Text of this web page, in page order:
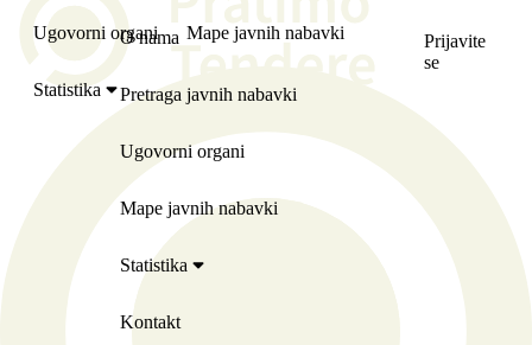
Ugovorni organi Mape javnih nabavki
Statistika
Prijavite
se
O nama
Pretraga javnih nabavki
Ugovorni organi
Mape javnih nabavki
Statistika
Kontakt